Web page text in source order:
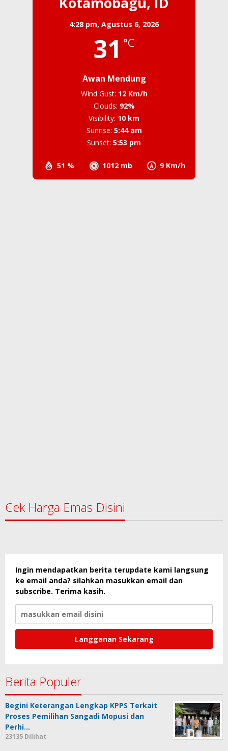
4:28 pm, Agustus 6, 2026
31 °C
Awan Mendung
51 % 1012 mb 9 Km/h
Wind Gust: 12 Km/h
Clouds: 92%
Visibility: 10 km
Sunrise: 5:44 am
Sunset: 5:53 pm
Cek Harga Emas Disini
Ingin mendapatkan berita terupdate kami langsung
ke email anda? silahkan masukkan email dan
subscribe. Terima kasih.
Berita Populer
Begini Keterangan Lengkap KPPS Terkait
Proses Pemilihan Sangadi Mopusi dan
Perhi…
23135 Dilihat